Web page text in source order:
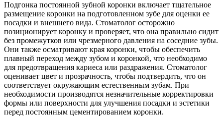
Подгонка постоянной зубной коронки включает тщательное
размещение коронки на подготовленном зубе для оценки ее
посадки и внешнего вида. Стоматолог осторожно
позиционирует коронку и проверяет, что она правильно сидит
без промежутков или чрезмерного давления на соседние зубы.
Они также осматривают края коронки, чтобы обеспечить
плавный переход между зубом и коронкой, что необходимо
для предотвращения кариеса или раздражения. Стоматолог
оценивает цвет и прозрачность, чтобы подтвердить, что он
соответствует окружающим естественным зубам. При
необходимости производятся незначительные корректировки
формы или поверхности для улучшения посадки и эстетики
перед постоянным цементированием коронки.